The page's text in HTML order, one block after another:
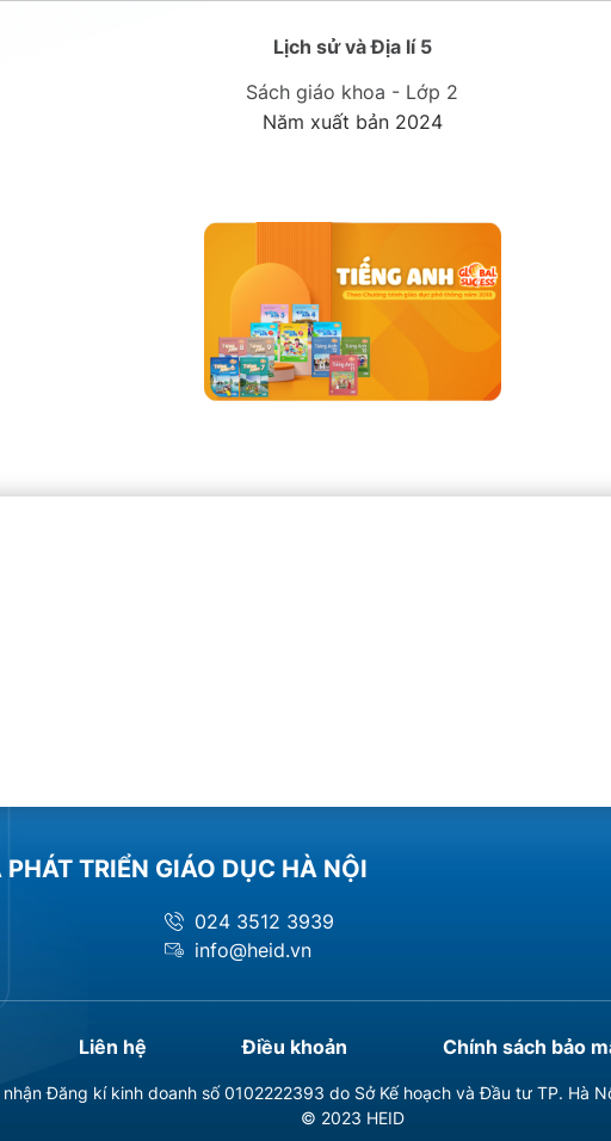
Lịch sử và Địa lí 5
Sách giáo khoa - Lớp 2
Năm xuất bản 2024
TRIỂN GIÁO DỤC HÀ NỘI
024 3512 3939
info@heid.vn
Liên hệ Điều khoản Chính sách bảo
Đăng kí kinh doanh số 0102222393 do Sở Kế hoạch và Đầu tư TP. Hà
© 2023 HEID